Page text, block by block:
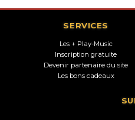
SERVICES
Les + Play-Music
Inscription gratuite
Devenir partenaire du site
Les bons cadeaux